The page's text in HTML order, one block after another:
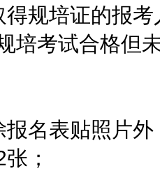
培证的报考
培考试合格但
表贴照片外
；